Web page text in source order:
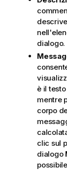
dialogo.
è il
mentre
corpo
clic sul
dialogo